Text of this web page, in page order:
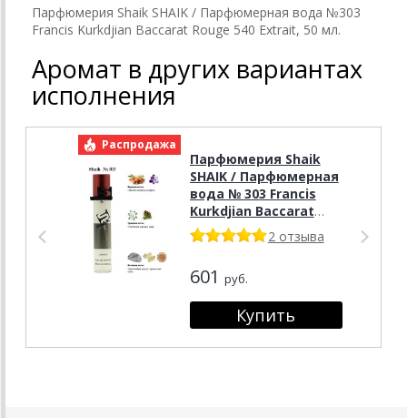
Парфюмерия Shaik SHAIK / Парфюмерная вода №303
Francis Kurkdjian Baccarat Rouge 540 Extrait, 50 мл.
Аромат в других вариантах
исполнения
Распродажа
Парфюмерия Shaik
SHAIK / Парфюмерная
вода № 303 Francis
Kurkdjian Baccarat
Rouge 540 Extrait, 20
мл.
2 отзыва
601 руб.